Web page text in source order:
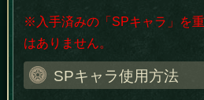
※入手済みの「SPキャラ」を
はありません。
SPキャラ使用方法